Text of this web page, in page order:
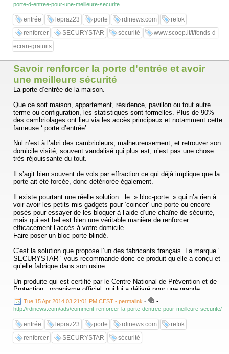
See it on Scoop.it, via fonds d'écran gratuits
...
porte-d-entree-pour-une-meilleure-securite
entrée lepraz23 porte rdinews.com
refok
renforcer
SECURYSTAR sécurité
www.scoop.it/t/fonds-d-
ecran-gratuits
Savoir renforcer la porte d'entrée et avoir
une meilleure sécurité
La porte d’entrée de la maison.
Que ce soit maison, appartement, résidence, pavillon ou tout autre
terme ou configuration, les statistiques sont formelles. Plus de 90%
des cambriolages ont lieu via les accès principaux et notamment cette
fameuse ‘ porte d’entrée’.
Nul n’est à l’abri des cambrioleurs, malheureusement, et retrouver son
domicile visité, souvent vandalisé qui plus est, n’est pas une chose
très réjouissante du tout.
Il s’agit bien souvent de vols par effraction ce qui déjà implique que la
porte ait été forcée, donc détériorée également.
Il existe pourtant une réelle solution : le » bloc-porte » qui n’a rien à
voir avoir les petits mis gadgets pour ‘coincer’ une porte ou encore
posés pour essayer de les bloquer à l’aide d’une chaîne de sécurité,
mais qui est bel est bien une véritable manière de renforcer
efficacement l’accès à votre domicile.
Faire poser un bloc porte blindé.
C’est la solution que propose l’un des fabricants français. La marque ‘
SECURYSTAR ‘ vous recommande donc ce produit qu’elle a conçu et
qu’elle fabrique dans son usine.
Un produite qui est certifié par le Centre National de Prévention et de
Protection , organisme officiel, qui lui a délivré pour une grande
quantité de modèles la fameuse certification » A2P « , gage de
sérieux au niveau de la fabrication et surtout gage d’efficacité de par
les nombreux tests réalisés par des experts dans le domaine.
Tue 15 Apr 2014 03:21:01 PM CEST - permalink - -
http://rdinews.com/ads/comment-renforcer-la-porte-dentree-pour-meilleure-securite/
entrée lepraz23 porte rdinews.com
refok
renforcer
SECURYSTAR sécurité